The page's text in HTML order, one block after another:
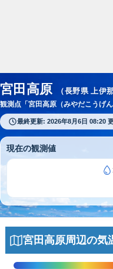
宮田高原 （長野県 上伊
観測点「宮田高原（みやだこうげ
最終更新: 2026年8月6日 08:20
現在の観測値
宮田高原周辺の気